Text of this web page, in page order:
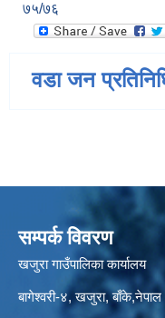
७५/७६
वडा जन
सम्पर्क विवरण
खजुरा गाउँपालिका कार्यालय
बागेश्वरी-४, खजुरा, बाँके,नेपाल